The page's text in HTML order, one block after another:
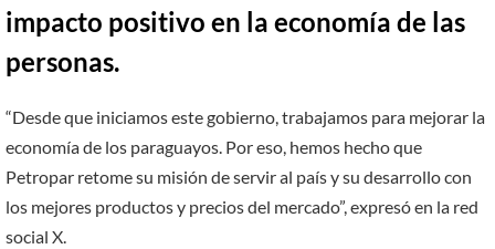
impacto positivo en la economía de las
personas.
“Desde que iniciamos este gobierno, trabajamos para mejorar la
economía de los paraguayos. Por eso, hemos hecho que
Petropar retome su misión de servir al país y su desarrollo con
los mejores productos y precios del mercado”, expresó en la red
social X.